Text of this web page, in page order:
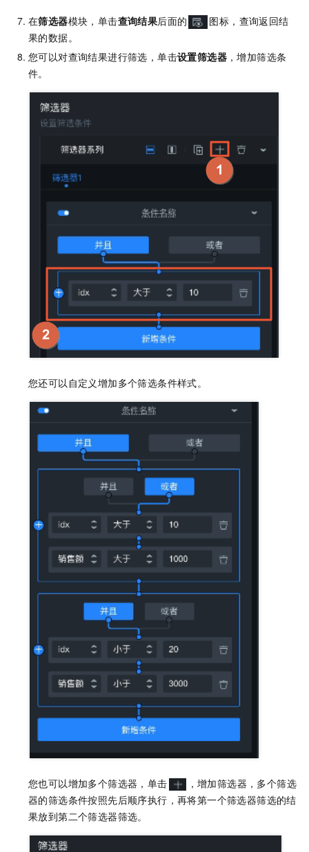
在筛选器模块，单击查询结果后面的
图标，查询返回结
果的数据。
您可以对查询结果进行筛选，单击设置筛选器 ，增加筛选条
件。
您还可以自定义增加多个筛选条件样式。
您也可以增加多个筛选器，单击
，增加筛选器，多个筛选
器的筛选条件按照先后顺序执行，再将第一个筛选器筛选的结
果放到第二个筛选器筛选。